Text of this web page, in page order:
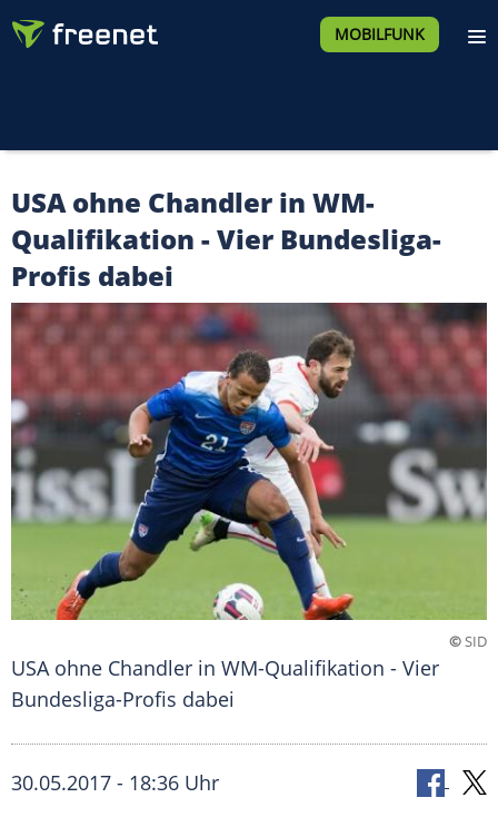
MOBILFUNK
USA ohne Chandler in WM-
Qualifikation - Vier Bundesliga-
Profis dabei
©SID
USA ohne Chandler in WM-Qualifikation - Vier
Bundesliga-Profis dabei
30.05.2017 - 18:36 Uhr